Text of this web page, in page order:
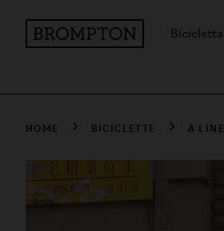
Bicicletta
HOME BICICLETTE A LINE